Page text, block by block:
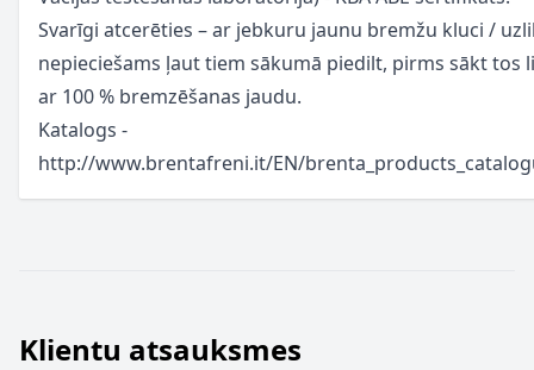
Svarīgi atcerēties – ar jebkuru jaunu bremžu kluci /
nepieciešams ļaut tiem sākumā piedilt, pirms sākt tos
ar 100 % bremzēšanas jaudu.
Katalogs -
http://www.brentafreni.it/EN/
Klientu atsauksmes